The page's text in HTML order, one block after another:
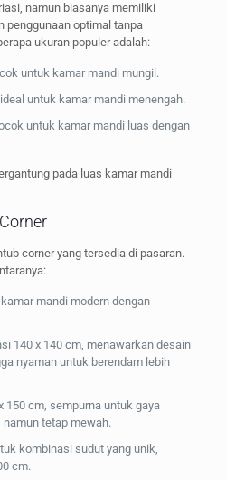
namun biasanya memiliki
penggunaan optimal tanpa
ukuran populer adalah:
untuk kamar mandi mungil.
untuk kamar mandi menengah.
untuk kamar mandi luas dengan
pada luas kamar mandi
corner yang tersedia di pasaran.
mandi modern dengan
140 x 140 cm, menawarkan desain
nyaman untuk berendam lebih
150 cm, sempurna untuk gaya
tetap mewah.
kombinasi sudut yang unik,
cm.